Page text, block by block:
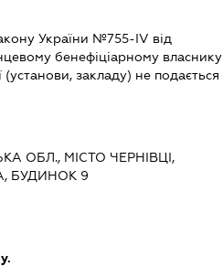
України №755-ІV від
бенефіціарному власнику
закладу) не подається
ОБЛ., МІСТО ЧЕРНІВЦІ,
БУДИНОК 9